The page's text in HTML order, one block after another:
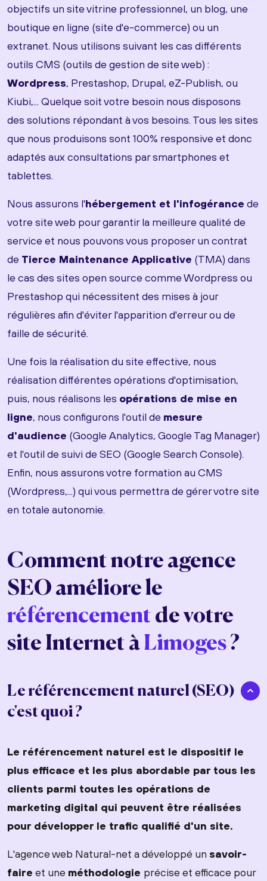
objectifs un site vitrine professionnel, un blog, une
boutique en ligne (site d'e-commerce) ou un
extranet. Nous utilisons suivant les cas différents
outils CMS (outils de gestion de site web) :
Wordpress, Prestashop, Drupal, eZ-Publish, ou
Kiubi,... Quelque soit votre besoin nous disposons
des solutions répondant à vos besoins. Tous les sites
que nous produisons sont 100% responsive et donc
adaptés aux consultations par smartphones et
tablettes.
Nous assurons l'hébergement et l'infogérance de
votre site web pour garantir la meilleure qualité de
service et nous pouvons vous proposer un contrat
de Tierce Maintenance Applicative (TMA) dans
le cas des sites open source comme Wordpress ou
Prestashop qui nécessitent des mises à jour
régulières afin d'éviter l'apparition d'erreur ou de
faille de sécurité.
Une fois la réalisation du site effective, nous
réalisation différentes opérations d'optimisation,
puis, nous réalisons les opérations de mise en
ligne, nous configurons l'outil de mesure
d'audience (Google Analytics, Google Tag Manager)
et l'outil de suivi de SEO (Google Search Console).
Enfin, nous assurons votre formation au CMS
(Wordpress,...) qui vous permettra de gérer votre site
en totale autonomie.
Comment notre agence
SEO améliore le
référencement de votre
site Internet àLimoges?
Le référencement naturel (SEO)
c'est quoi ?
Le référencement naturel est le dispositif le
plus efficace et les plus abordable par tous les
clients parmi toutes les opérations de
marketing digital qui peuvent être réalisées
pour développer le trafic qualifié d'un site.
L'agence web Natural-net a développé un savoir-
faire et une méthodologie précise et efficace pour